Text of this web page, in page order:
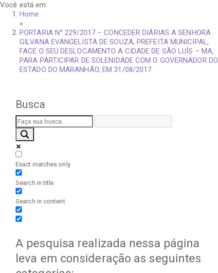
Você está em:
Home
»
PORTARIA N° 229/2017 – CONCEDER DIÁRIAS A SENHORA
GILVANA EVANGELISTA DE SOUZA, PREFEITA MUNICIPAL,
FACE O SEU DESLOCAMENTO A CIDADE DE SÃO LUÍS – MA,
PARA PARTICIPAR DE SOLENIDADE COM O GOVERNADOR DO
ESTADO DO MARANHÃO, EM 31/08/2017.
Busca
Exact matches only
Search in title
Search in content
A pesquisa realizada nessa página
leva em consideração as seguintes